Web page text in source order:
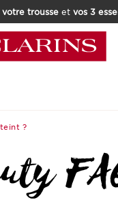
votre trousseet vos 3
?